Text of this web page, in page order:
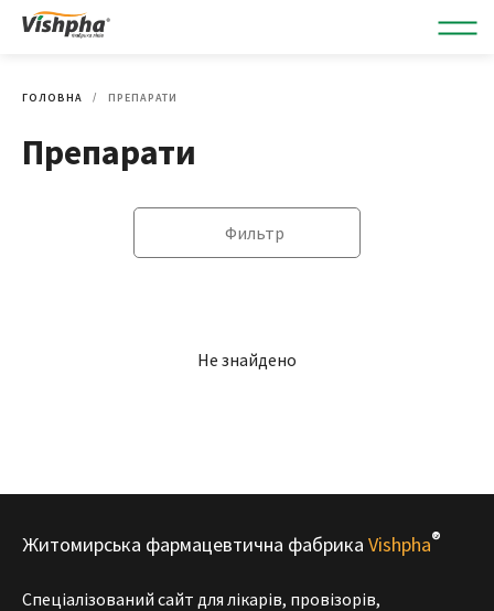
ГОЛОВНА ПРЕПАРАТИ
Препарати
Фильтр
Не знайдено
Житомирська фармацевтична фабрика Vishpha®
Спеціалізований сайт для лікарів, провізорів,